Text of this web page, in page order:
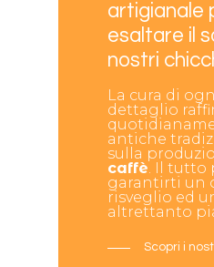
artigianale
esaltare il
nostri
La cura di
dettaglio
antiche
sulla
caffè. Il tutto
garantirti un
risveglio ed
altrettanto
Scopri i